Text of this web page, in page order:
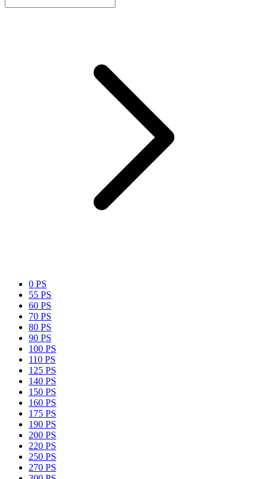
0 PS
55 PS
60 PS
70 PS
80 PS
90 PS
100 PS
110 PS
125 PS
140 PS
150 PS
160 PS
175 PS
190 PS
200 PS
220 PS
250 PS
270 PS